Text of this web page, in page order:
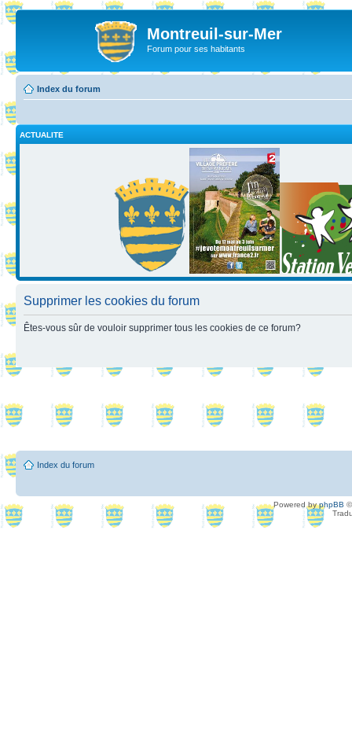
Montreuil-sur-Mer
Forum pour ses habitants
Index du forum
ACTUALITE
Supprimer les cookies du forum
Êtes-vous sûr de vouloir supprimer tous les cookies de ce forum?
Index du forum
Powered byphpBB